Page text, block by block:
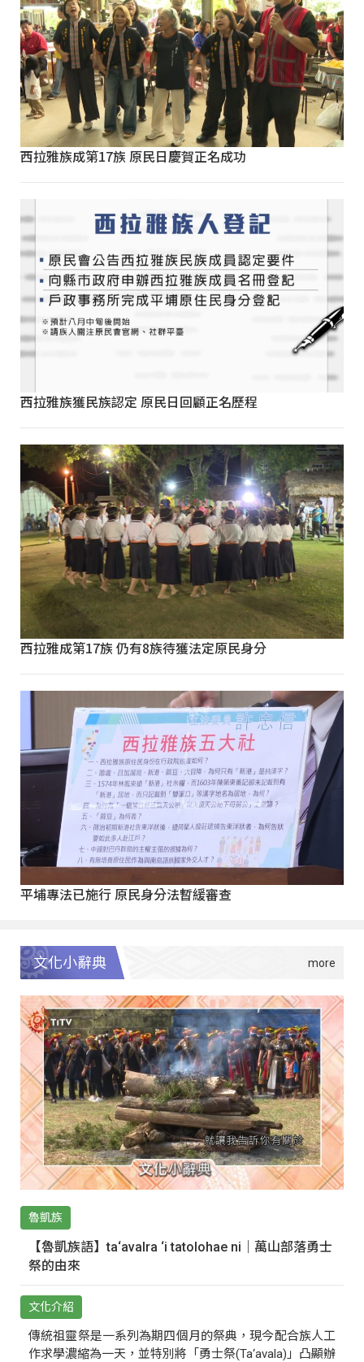
西拉雅族成第17族 原民日慶賀正名成功
西拉雅族獲民族認定 原民日回顧正名歷程
西拉雅成第17族 仍有8族待獲法定原民身分
平埔專法已施行 原民身分法暫緩審查
文化小辭典
魯凱族
【魯凱族語】ta‘avalra ‘i tatolohae ni｜萬山部落勇士
祭的由來
文化介紹
傳統祖靈祭是一系列為期四個月的祭典，現今配合族人工
作求學濃縮為一天，並特別將「勇士祭(Ta‘avala)」凸顯辦